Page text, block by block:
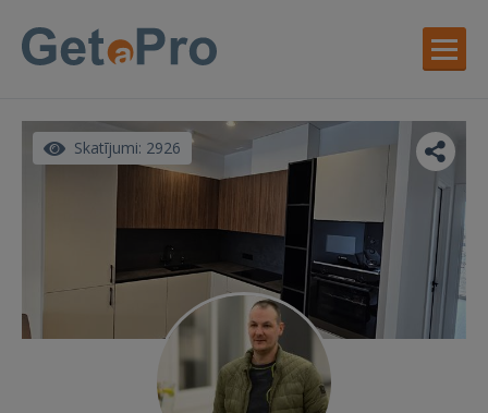
Skatījumi: 2926